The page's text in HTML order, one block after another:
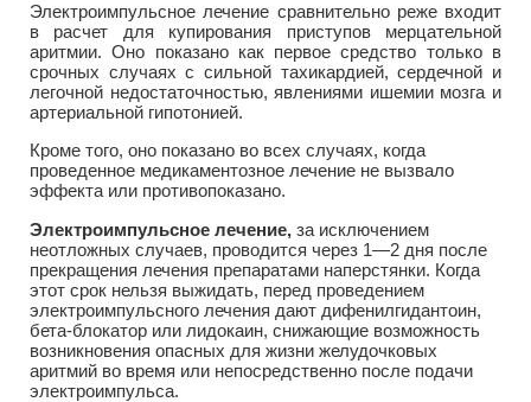
Электроимпульсное лечение сравнительно реже входит
в расчет для купирования приступов мерцательной
аритмии. Оно показано как первое средство только в
срочных случаях с сильной тахикардией, сердечной и
легочной недостаточностью, явлениями ишемии мозга и
артериальной гипотонией.
Кроме того, оно показано во всех случаях, когда
проведенное медикаментозное лечение не вызвало
эффекта или противопоказано.
Электроимпульсное лечение, за исключением
неотложных случаев, проводится через 1—2 дня после
прекращения лечения препаратами наперстянки. Когда
этот срок нельзя выжидать, перед проведением
электроимпульсного лечения дают дифенилгидантоин,
бета-блокатор или лидокаин, снижающие возможность
возникновения опасных для жизни желудочковых
аритмий во время или непосредственно после подачи
электроимпульса.